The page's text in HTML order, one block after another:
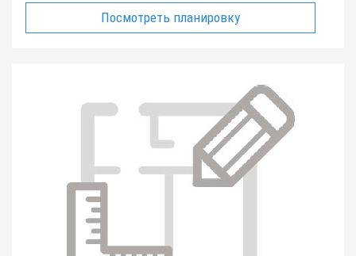
Посмотреть планировку